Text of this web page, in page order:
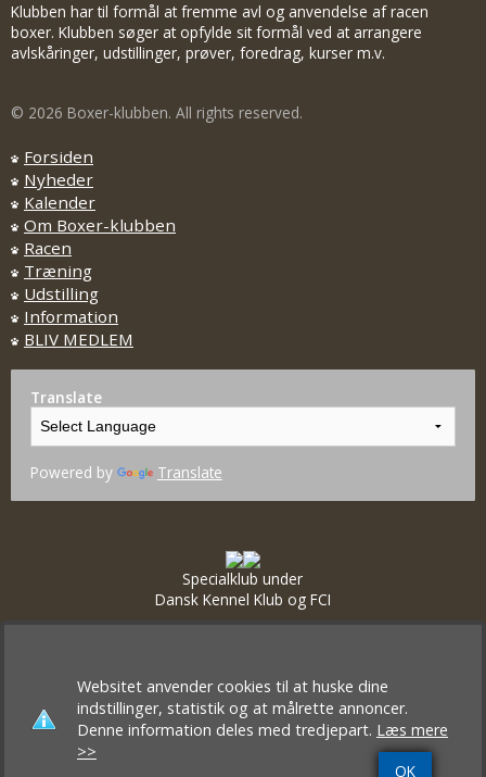
Klubben har til formål at fremme avl og anvendelse af racen
boxer. Klubben søger at opfylde sit formål ved at arrangere
avlskåringer, udstillinger, prøver, foredrag, kurser m.v.
© 2026 Boxer-klubben. All rights reserved.
Forsiden
Nyheder
Kalender
Om Boxer-klubben
Racen
Træning
Udstilling
Information
BLIV MEDLEM
Translate
Powered by Translate
Specialklub under
Dansk Kennel Klub og FCI
OK
Websitet anvender cookies til at huske dine
indstillinger, statistik og at målrette annoncer.
Denne information deles med tredjepart. Læs mere
>>